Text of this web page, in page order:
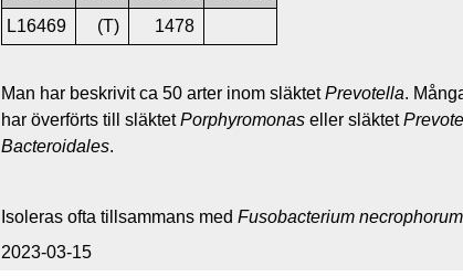
L16469
(T) 1478
Man har beskrivit ca 50 arter inom släktetPrevotella.
har överförts till släktetPorphyromonas eller släktet
Bacteroidales.
Isoleras ofta tillsammans med Fusobacterium necrophorum
2023-03-15